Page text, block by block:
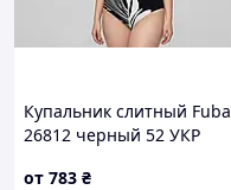
Купальник слитный Fuba
26812 черный 52 УКР
от 783 ₴